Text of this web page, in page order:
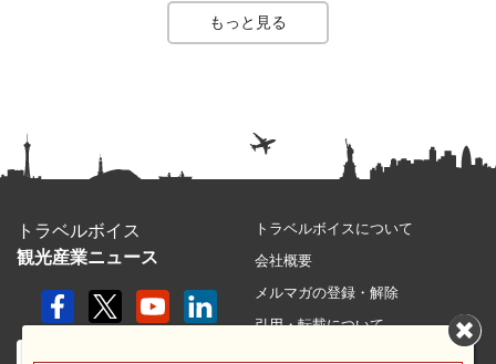
もっと見る
トラベルボイス
観光産業ニュース
トラベルボイスについて
会社概要
メルマガの登録・解除
引用・転載について